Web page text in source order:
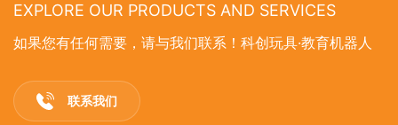
EXPLORE OUR PRODUCTS AND SERVICES
如果您有任何需要，请与我们联系！科创玩具·教育机器人
联系我们